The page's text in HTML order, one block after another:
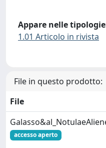
Appare nelle
1.01 Articolo in rivista
File in questo prodotto:
File
accesso aperto